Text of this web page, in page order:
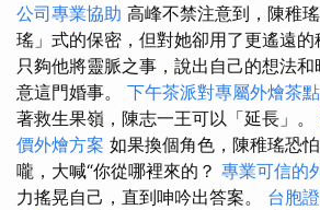
公司專業協助 高峰不禁注意到，陳稚
瑤」式的保密，但對她卻用了更遙遠
只夠他將靈脈之事，說出自己的想法
意這門婚事。 下午茶派對專屬外燴茶點
著救生果嶺，陳志一王可以「延長」。
價外燴方案 如果換個角色，陳稚瑤恐
嚨，大喊“你從哪裡來的？ 專業可信的
力搖晃自己，直到呻吟出答案。 台胞